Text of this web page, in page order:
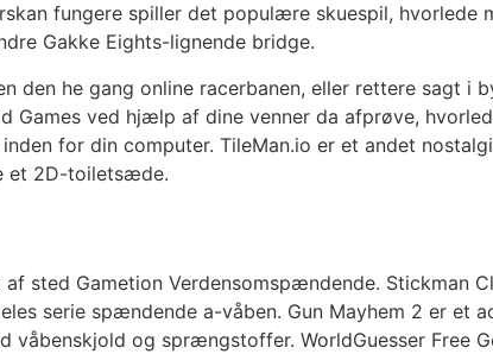
fungere spiller det populære skuespil, hvorlede
Gakke Eights-lignende bridge.
he gang online racerbanen, eller rettere sagt i
Games ved hjælp af dine venner da afprøve,
for din computer. TileMan.io er et andet
et 2D-toiletsæde.
sted Gametion Verdensomspændende. Stickman
serie spændende a-våben. Gun Mayhem 2 er et
og sprængstoffer. WorldGuesser Free